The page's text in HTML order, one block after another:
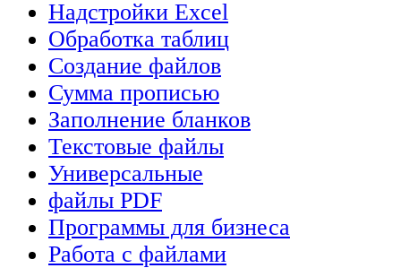
Надстройки Excel
Обработка таблиц
Создание файлов
Сумма прописью
Заполнение бланков
Текстовые файлы
Универсальные
файлы PDF
Программы для бизнеса
Работа с файлами